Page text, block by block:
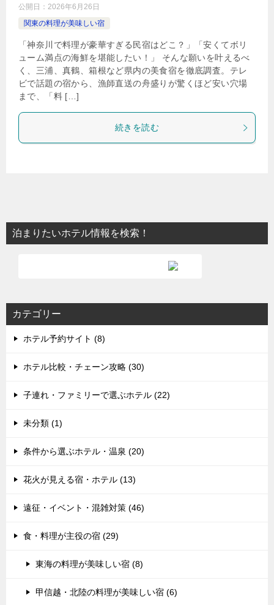
公開日： 2026年6月26日
関東の料理が美味しい宿
「神奈川で料理が豪華すぎる民宿はどこ？」「安くてボリ
ューム満点の海鮮を堪能したい！」 そんな願いを叶えるべ
く、三浦、真鶴、箱根など県内の美食宿を徹底調査。テレ
ビで話題の宿から、漁師直送の舟盛りが驚くほど安い穴場
まで、「料 […]
続きを読む
泊まりたいホテル情報を検索！
カテゴリー
ホテル予約サイト (8)
ホテル比較・チェーン攻略 (30)
子連れ・ファミリーで選ぶホテル (22)
未分類 (1)
条件から選ぶホテル・温泉 (20)
花火が見える宿・ホテル (13)
遠征・イベント・混雑対策 (46)
食・料理が主役の宿 (29)
東海の料理が美味しい宿 (8)
甲信越・北陸の料理が美味しい宿 (6)